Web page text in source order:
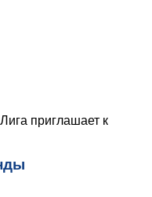
приглашает к